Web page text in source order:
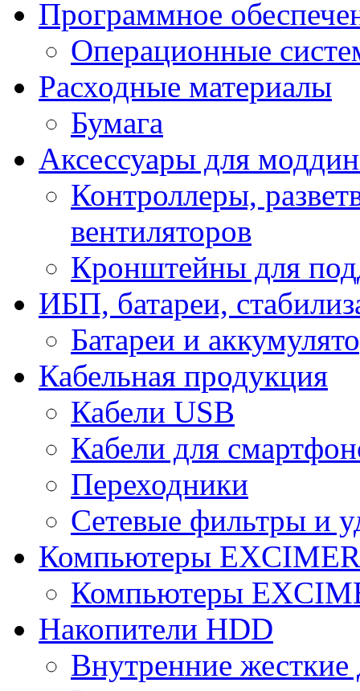
Программное
Операционные
Расходные материалы
Бумага
Аксессуары для
Контроллеры,
вентиляторов
Кронштейны для
ИБП, батареи,
Батареи и
Кабельная продукция
Кабели USB
Кабели для
Переходники
Сетевые фильтры и
Компьютеры
Компьютеры
Накопители HDD
Внутренние